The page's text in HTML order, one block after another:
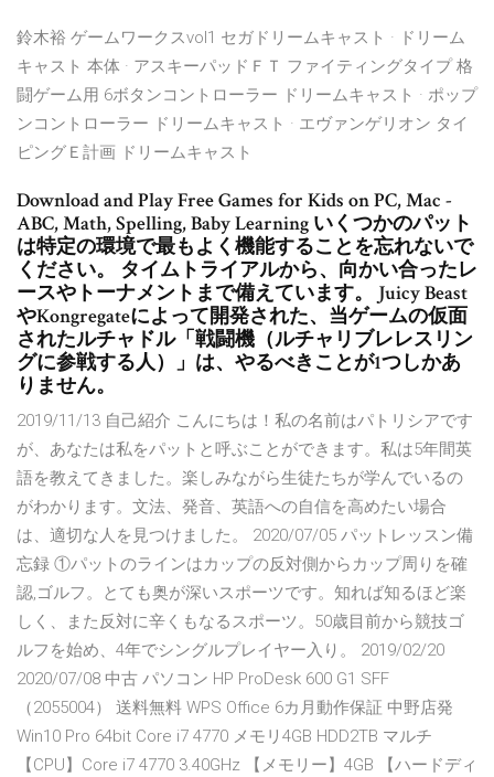
鈴木裕 ゲームワークスvol1 セガドリームキャスト · ドリーム
キャスト 本体 · アスキーパッドＦＴ ファイティングタイプ 格
闘ゲーム用 6ボタンコントローラー ドリームキャスト · ポップ
ンコントローラー ドリームキャスト · エヴァンゲリオン タイ
ピングＥ計画 ドリームキャスト
Download and Play Free Games for Kids on PC, Mac -
ABC, Math, Spelling, Baby Learning いくつかのパット
は特定の環境で最もよく機能することを忘れないで
ください。 タイムトライアルから、向かい合ったレ
ースやトーナメントまで備えています。 Juicy Beast
やKongregateによって開発された、当ゲームの仮面
されたルチャドル「戦闘機（ルチャリブレレスリン
グに参戦する人）」は、やるべきことが1つしかあ
りません。
2019/11/13 自己紹介 こんにちは！私の名前はパトリシアです
が、あなたは私をパットと呼ぶことができます。私は5年間英
語を教えてきました。楽しみながら生徒たちが学んでいるの
がわかります。文法、発音、英語への自信を高めたい場合
は、適切な人を見つけました。 2020/07/05 パットレッスン備
忘録 ①パットのラインはカップの反対側からカップ周りを確
認,ゴルフ。とても奥が深いスポーツです。知れば知るほど楽
しく、また反対に辛くもなるスポーツ。50歳目前から競技ゴ
ルフを始め、4年でシングルプレイヤー入り。 2019/02/20
2020/07/08 中古 パソコン HP ProDesk 600 G1 SFF
（2055004） 送料無料 WPS Office 6カ月動作保証 中野店発
Win10 Pro 64bit Core i7 4770 メモリ4GB HDD2TB マルチ
【CPU】Core i7 4770 3.40GHz 【メモリー】4GB 【ハードディ